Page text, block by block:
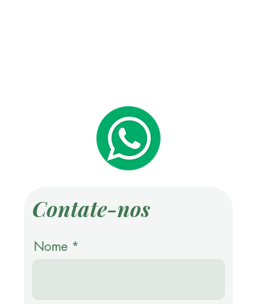
Contate-nos
Nome